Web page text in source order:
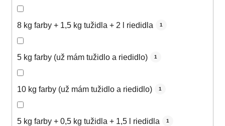
8 kg farby + 1,5 kg tužidla + 2 l riedidla 1
5 kg farby (už mám tužidlo a riedidlo) 1
10 kg farby (už mám tužidlo a riedidlo) 1
5 kg farby + 0,5 kg tužidla + 1,5 l riedidla 1